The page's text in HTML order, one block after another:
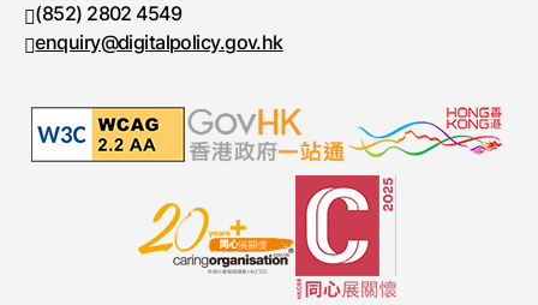
传真号码
(852) 2802 4549
enquiry@digitalpolicy.gov.hk